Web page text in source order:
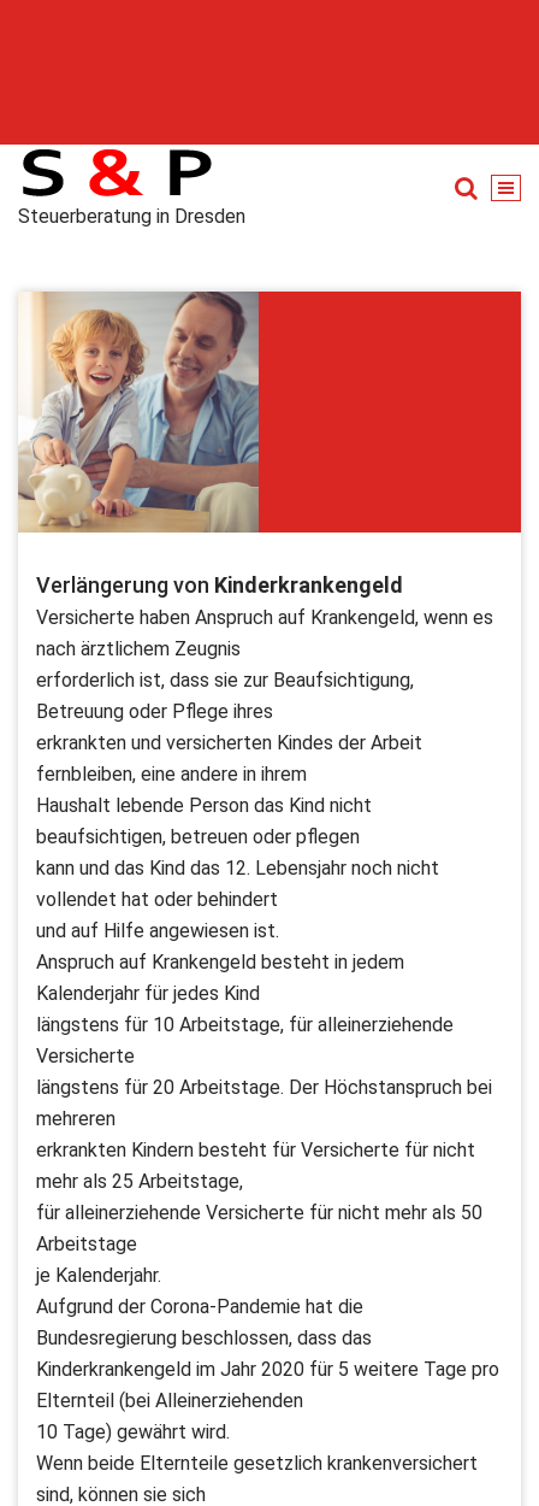
Steuerberatung in Dresden
Verlängerung von Kinderkrankengeld
Versicherte haben Anspruch auf Krankengeld, wenn es
nach ärztlichem Zeugnis
erforderlich ist, dass sie zur Beaufsichtigung,
Betreuung oder Pflege ihres
erkrankten und versicherten Kindes der Arbeit
fernbleiben, eine andere in ihrem
Haushalt lebende Person das Kind nicht
beaufsichtigen, betreuen oder pflegen
kann und das Kind das 12. Lebensjahr noch nicht
vollendet hat oder behindert
und auf Hilfe angewiesen ist.
Anspruch auf Krankengeld besteht in jedem
Kalenderjahr für jedes Kind
längstens für 10 Arbeitstage, für alleinerziehende
Versicherte
längstens für 20 Arbeitstage. Der Höchstanspruch bei
mehreren
erkrankten Kindern besteht für Versicherte für nicht
mehr als 25 Arbeitstage,
für alleinerziehende Versicherte für nicht mehr als 50
Arbeitstage
je Kalenderjahr.
Aufgrund der Corona-Pandemie hat die
Bundesregierung beschlossen, dass das
Kinderkrankengeld im Jahr 2020 für 5 weitere Tage pro
Elternteil (bei Alleinerziehenden
10 Tage) gewährt wird.
Wenn beide Elternteile gesetzlich krankenversichert
sind, können sie sich